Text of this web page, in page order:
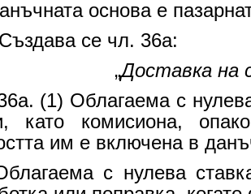
основа е
Създава се чл. 36а:
„Доставка на
(1) Облагаема с
като комисиона,
им е включена в
с нулева